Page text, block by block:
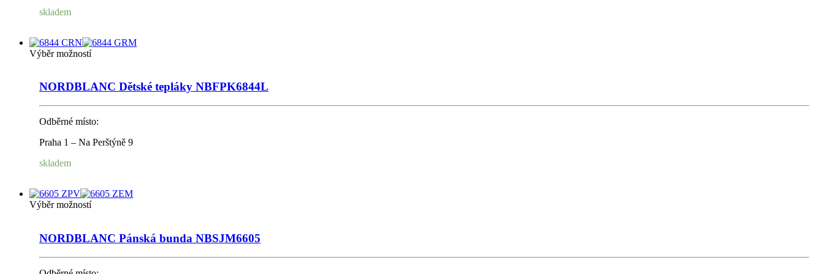
skladem
Výběr možností
NORDBLANC Dětské tepláky NBFPK6844L
Odběrné místo:
Praha 1 – Na Perštýně 9
skladem
Výběr možností
NORDBLANC Pánská bunda NBSJM6605